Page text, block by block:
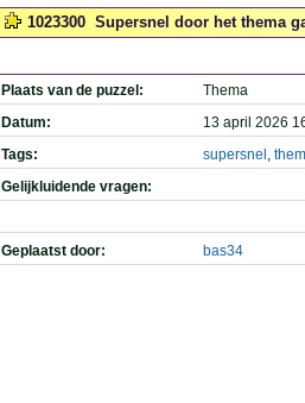
1023300 Supersnel door het thema
Plaats van de puzzel:
Thema
Datum:
13 april 2026
Tags:
supersnel ,
Gelijkluidende vragen:
Geplaatst door: bas34